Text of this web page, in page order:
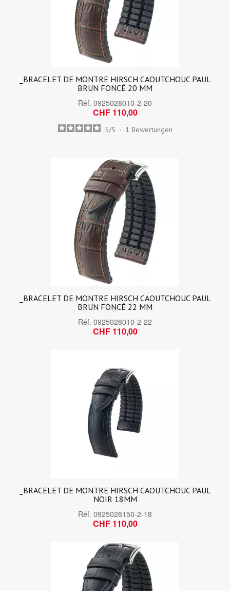
_BRACELET DE MONTRE HIRSCH CAOUTCHOUC PAUL
BRUN FONCÉ 20 MM
Réf. 0925028010-2-20
CHF 110,00
5/5 - 1 Bewertungen
_BRACELET DE MONTRE HIRSCH CAOUTCHOUC PAUL
BRUN FONCÉ 22 MM
Réf. 0925028010-2-22
CHF 110,00
_BRACELET DE MONTRE HIRSCH CAOUTCHOUC PAUL
NOIR 18MM
Réf. 0925028150-2-18
CHF 110,00